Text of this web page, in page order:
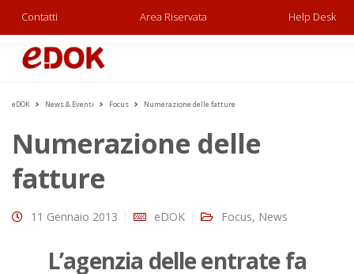
Help Desk
Area Riservata
Contatti
eDOK News & Eventi Focus Numerazione delle fatture
Numerazione delle
fatture
11 Gennaio 2013 eDOK Focus, News
L’agenzia delle entrate fa